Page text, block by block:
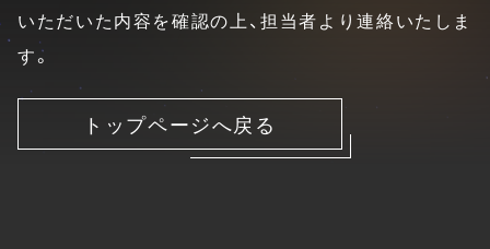
いただいた内容を確認の上、担当者より連絡いたしま
す。
トップページへ戻る